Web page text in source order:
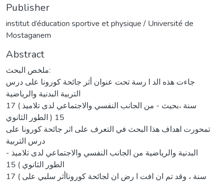
Publisher
institut d’éducation sportive et physique / Université de
Mostaganem
Abstract
ملخص البحث:
جاءت هذه الد ا رسة تحت عنوان أثر جائحة كورونا على درس
التربية البدنية والرياضية
17 ( سنة ،بحيث - من الجانب النفسي والاجتماعي لدى تلاميذ
الطور الثانوي ) 15
تمحورت اهداف هذا البحث في التعرف على اثر جائحة كورونا على
درس التربية
- البدنية والرياضية من الجانب النفسي والاجتماعي لدى تلاميذ
الطور الثانوي ) 15
17 ( سنة ، وقد تم ان افت ا رض ان لجائحة كوروناأثر سلبي على